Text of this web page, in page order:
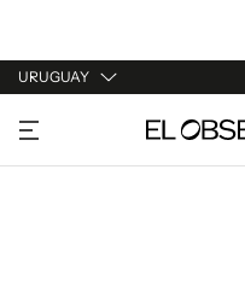
URUGUAY
URUGUAY
ARGENTINA